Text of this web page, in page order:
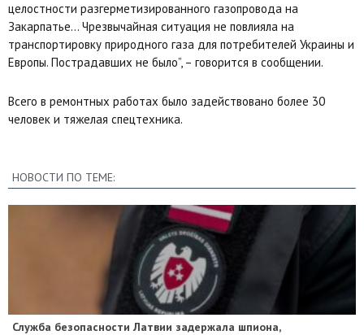
целостности разгерметизированного газопровода на
Закарпатье… Чрезвычайная ситуация не повлияла на
транспортировку природного газа для потребителей Украины и
Европы. Пострадавших не было”, – говорится в сообщении.
Всего в ремонтных работах было задействовано более 30
человек и тяжелая спецтехника.
НОВОСТИ ПО ТЕМЕ:
Служба безопасности Латвии задержала шпиона,